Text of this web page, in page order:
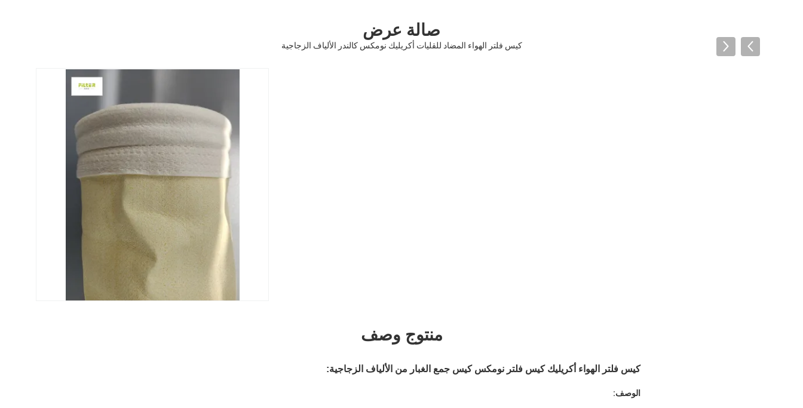
صالة عرض
كيس فلتر الهواء المضاد للقليات أكريليك نومكس كالندر الألياف الزجاجية
منتوج وصف
كيس فلتر الهواء أكريليك كيس فلتر نومكس كيس جمع الغبار من الألياف الزجاجية:
الوصف: